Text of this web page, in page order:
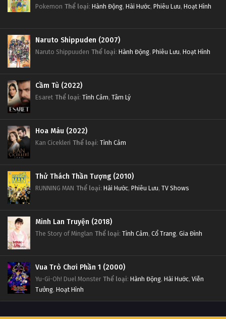
Pokemon Thể loại: Hành Động, Hài Hước, Phiêu Lưu, Hoạt Hình
Naruto Shippuden (2007)
Naruto Shippuuden Thể loại: Hành Động, Phiêu Lưu, Hoạt Hình
Cầm Tù (2022)
Esaret Thể loại: Tình Cảm, Tâm Lý
Hoa Máu (2022)
Kan Cicekleri Thể loại: Tình Cảm
Thử Thách Thần Tượng (2010)
RUNNING MAN Thể loại: Hài Hước, Phiêu Lưu, TV Shows
Minh Lan Truyện (2018)
The Story of Minglan Thể loại: Tình Cảm, Cổ Trang, Gia Đình
Vua Trò Chơi Phần 1 (2000)
Yu-Gi-Oh! Duel Monster Thể loại: Hành Động, Hài Hước, Viễn
Tưởng, Hoạt Hình